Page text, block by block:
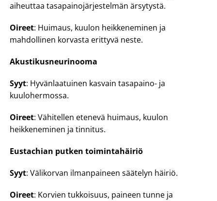
aiheuttaa tasapainojärjestelmän ärsytystä.
Oireet: Huimaus, kuulon heikkeneminen ja
mahdollinen korvasta erittyvä neste.
Akustikusneurinooma
Syyt: Hyvänlaatuinen kasvain tasapaino- ja
kuulohermossa.
Oireet: Vähitellen etenevä huimaus, kuulon
heikkeneminen ja tinnitus.
Eustachian putken toimintahäiriö
Syyt: Välikorvan ilmanpaineen säätelyn häiriö.
Oireet: Korvien tukkoisuus, paineen tunne ja